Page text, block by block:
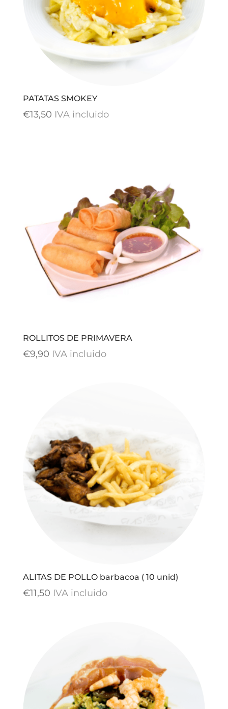
PATATAS SMOKEY
€13,50 IVA incluido
ROLLITOS DE PRIMAVERA
€9,90 IVA incluido
ALITAS DE POLLO barbacoa ( 10 unid)
€11,50 IVA incluido